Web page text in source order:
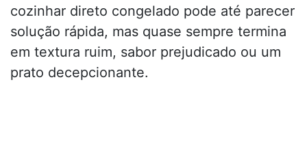
cozinhar direto congelado pode até parecer
solução rápida, mas quase sempre termina
em textura ruim, sabor prejudicado ou um
prato decepcionante.